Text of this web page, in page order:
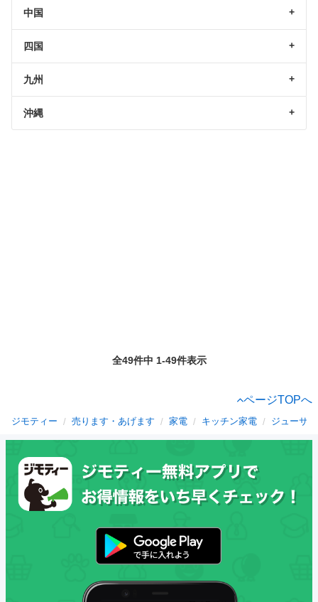
中国
四国
九州
沖縄
全49件中 1-49件表示
ページTOPへ
ジモティー 売ります・あげます 家電 キッチン家電 ジューサ